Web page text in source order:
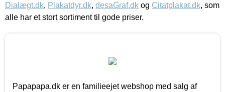
Dialægt.dk, Plakatdyr.dk, desaGraf.dk og Citatplakat.dk, som
alle har et stort sortiment til gode priser.
Papapapa.dk er en familieejet webshop med salg af